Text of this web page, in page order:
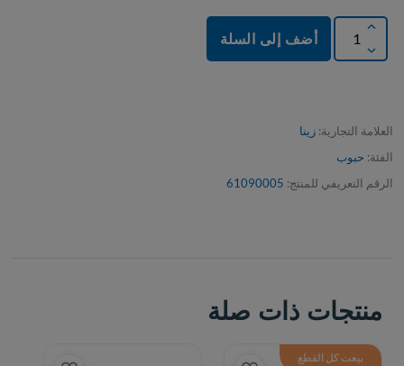
أضف إلى السلة
العلامة التجارية: زينا
الفئة: حبوب
الرقم التعريفي للمنتج: 61090005
منتجات ذات صلة
بيعت كل القطع